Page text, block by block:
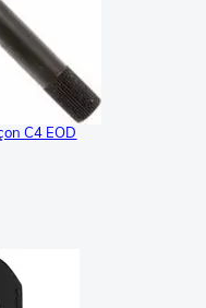
C4 EOD